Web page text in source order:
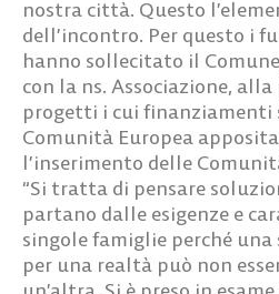
nostra città. Questo
dell’incontro. Per questo i
hanno sollecitato il
con la ns. Associazione,
progetti i cui finanziamenti
Comunità Europea
l’inserimento delle
“Si tratta di pensare
partano dalle esigenze e
singole famiglie perché una
per una realtà può non